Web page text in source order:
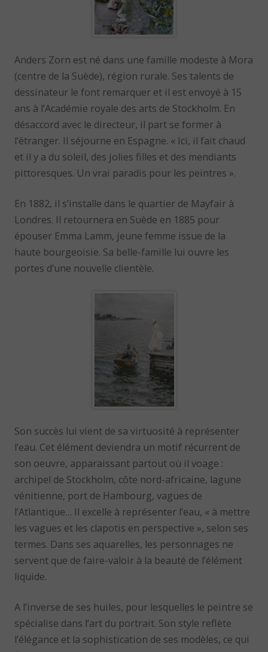
Anders Zorn est né dans une famille modeste à Mora
(centre de la Suède), région rurale. Ses talents de
dessinateur le font remarquer et il est envoyé à 15
ans à l’Académie royale des arts de Stockholm. En
désaccord avec le directeur, il part se former à
l’étranger. Il séjourne en Espagne. « Ici, il fait chaud
et il y a du soleil, des jolies filles et des mendiants
pittoresques. Un vrai paradis pour les peintres ».
En 1882, il s’installe dans le quartier de Mayfair à
Londres. Il retournera en Suède en 1885 pour
épouser Emma Lamm, jeune femme issue de la
haute bourgeoisie. Sa belle-famille lui ouvre les
portes d’une nouvelle clientèle.
Son succès lui vient de sa virtuosité à représenter
l’eau. Cet élément deviendra un motif récurrent de
son oeuvre, apparaissant partout où il voage :
archipel de Stockholm, côte nord-africaine, lagune
vénitienne, port de Hambourg, vagues de
l’Atlantique… Il excelle à représenter l’eau, « à mettre
les vagues et les clapotis en perspective », selon ses
termes. Dans ses aquarelles, les personnages ne
servent que de faire-valoir à la beauté de l’élément
liquide.
A l’inverse de ses huiles, pour lesquelles le peintre se
spécialise dans l’art du portrait. Son style reflète
l’élégance et la sophistication de ses modèles, ce qui